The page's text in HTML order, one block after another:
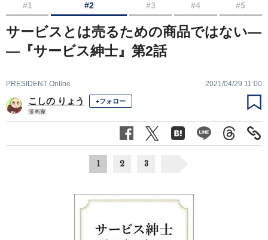
#1 #2 #3 #4 #5
サービスとは売るための商品ではない―
―『サービス紳士』第2話
PRESIDENT Online 2021/04/29 11:00
こしの りょう +フォロー
漫画家
1 2 3